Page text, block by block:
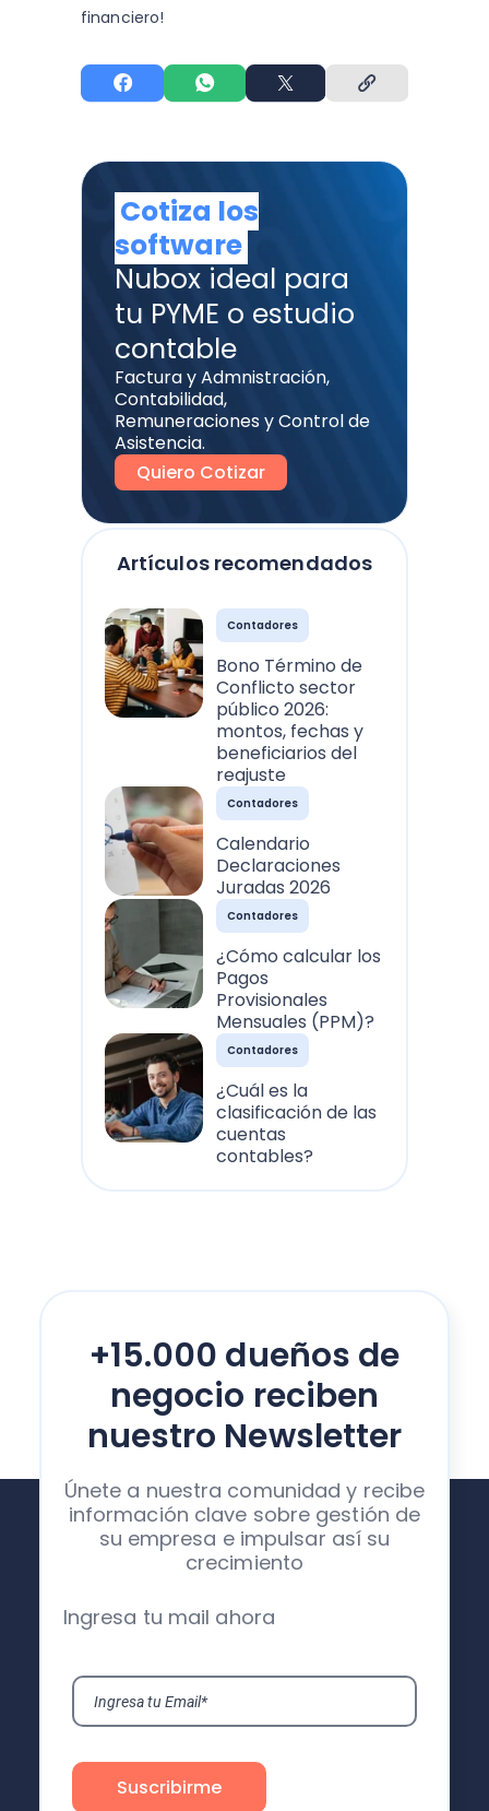
financiero!
Artículos recomendados
Contadores
Bono Término de
Conflicto sector
público 2026:
montos, fechas y
beneficiarios del
reajuste
Contadores
Calendario
Declaraciones
Juradas 2026
Contadores
¿Cómo calcular los
Pagos
Provisionales
Mensuales (PPM)?
Contadores
¿Cuál es la
clasificación de las
cuentas
contables?
Cotiza los
software
Nubox ideal para
tu PYME o estudio
contable
Factura y Admnistración,
Contabilidad,
Remuneraciones y Control de
Asistencia.
Quiero Cotizar
+15.000 dueños de
negocio reciben
nuestro Newsletter
Únete a nuestra comunidad y recibe
información clave sobre gestión de
su empresa e impulsar así su
crecimiento
Ingresa tu mail ahora